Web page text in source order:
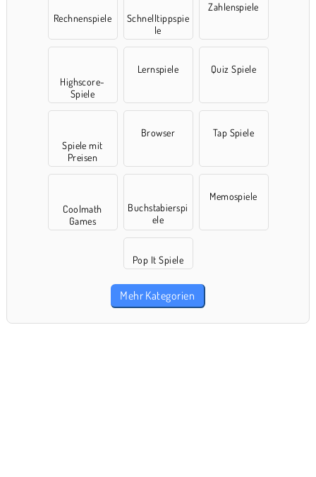
Rechnenspiele
Schnelltippspie
le
Zahlenspiele
Highscore-
Spiele
Lernspiele Quiz Spiele
Spiele mit
Preisen
Browser Tap Spiele
Coolmath
Games
Buchstabierspi
ele
Memospiele
Pop It Spiele
Mehr Kategorien